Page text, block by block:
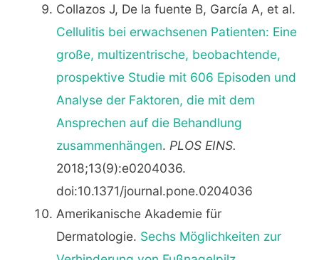
Collazos J, De la fuente B, García A, et al.
Cellulitis bei erwachsenen Patienten: Eine
große, multizentrische, beobachtende,
prospektive Studie mit 606 Episoden und
Analyse der Faktoren, die mit dem
Ansprechen auf die Behandlung
zusammenhängen. PLOS EINS.
2018;13(9):e0204036.
doi:10.1371/journal.pone.0204036
Amerikanische Akademie für
Dermatologie. Sechs Möglichkeiten zur